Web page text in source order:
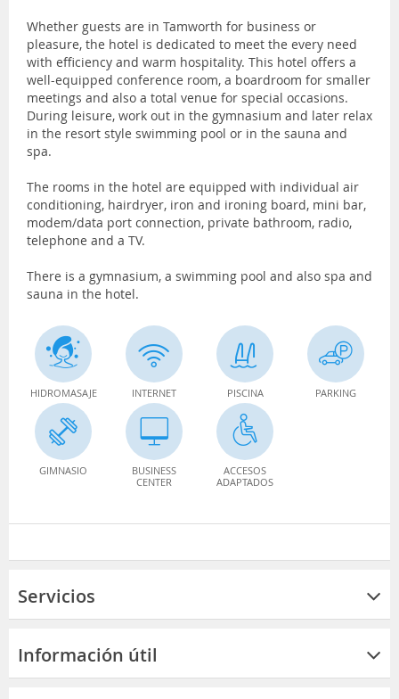
Whether guests are in Tamworth for business or
pleasure, the hotel is dedicated to meet the every need
with efficiency and warm hospitality. This hotel offers a
well-equipped conference room, a boardroom for smaller
meetings and also a total venue for special occasions.
During leisure, work out in the gymnasium and later relax
in the resort style swimming pool or in the sauna and
spa.
The rooms in the hotel are equipped with individual air
conditioning, hairdryer, iron and ironing board, mini bar,
modem/data port connection, private bathroom, radio,
telephone and a TV.
There is a gymnasium, a swimming pool and also spa and
sauna in the hotel.
HIDROMASAJE INTERNET PISCINA PARKING
GIMNASIO
BUSINESS
CENTER
ACCESOS
ADAPTADOS
Servicios
Información útil